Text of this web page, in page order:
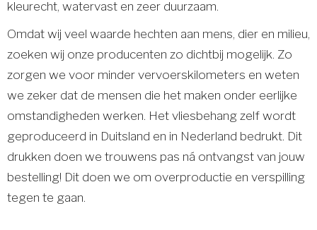
kleurecht, watervast en zeer duurzaam.
Omdat wij veel waarde hechten aan mens, dier en milieu,
zoeken wij onze producenten zo dichtbij mogelijk. Zo
zorgen we voor minder vervoerskilometers en weten
we zeker dat de mensen die het maken onder eerlijke
omstandigheden werken. Het vliesbehang zelf wordt
geproduceerd in Duitsland en in Nederland bedrukt. Dit
drukken doen we trouwens pas ná ontvangst van jouw
bestelling! Dit doen we om overproductie en verspilling
tegen te gaan.